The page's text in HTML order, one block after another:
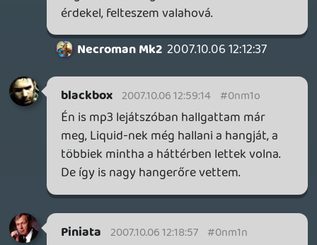
röhögés.
Doberman 2007.10.05 20:59:40 #0nm1i
már épp ideje volt, hogy megjelenjen.
drag 2007.10.05 18:36:54 #0nm1h
Akkor szerencsére célba ért a rejtett
üzenetünk 😉
Project1083 2007.10.05 17:07:14
Mastercheif
HALO